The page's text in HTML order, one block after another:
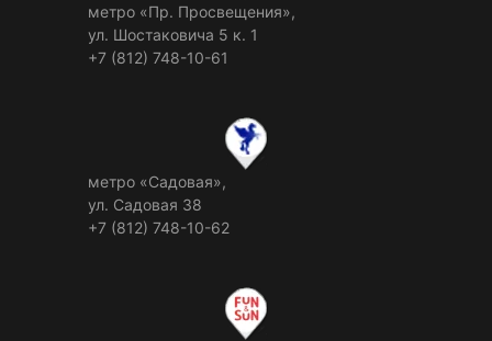
метро «Пр. Просвещения»,
ул. Шостаковича 5 к. 1
+7 (812) 748-10-61
метро «Садовая»,
ул. Садовая 38
+7 (812) 748-10-62